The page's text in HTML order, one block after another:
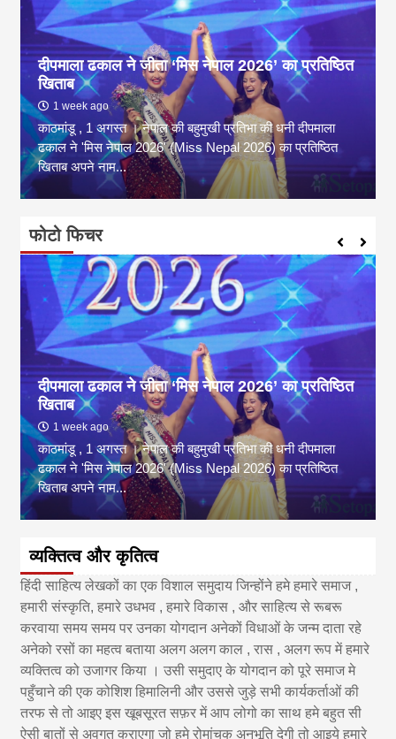
दीपमाला ढकाल ने जीता ‘मिस नेपाल 2026’ का प्रतिष्ठित
खिताब
1 week ago
काठमांडू , 1 अगस्त । नेपाल की बहुमुखी प्रतिभा की धनी दीपमाला
ढकाल ने 'मिस नेपाल 2026' (Miss Nepal 2026) का प्रतिष्ठित
खिताब अपने नाम...
फोटो फिचर
दीपमाला ढकाल ने जीता ‘मिस नेपाल 2026’ का प्रतिष्ठित
खिताब
1 week ago
काठमांडू , 1 अगस्त । नेपाल की बहुमुखी प्रतिभा की धनी दीपमाला
ढकाल ने 'मिस नेपाल 2026' (Miss Nepal 2026) का प्रतिष्ठित
खिताब अपने नाम...
व्यक्तित्व और कृतित्व
हिंदी साहित्य लेखकों का एक विशाल समुदाय जिन्होंने हमे हमारे समाज ,
हमारी संस्कृति, हमारे उधभव , हमारे विकास , और साहित्य से रूबरू
करवाया समय समय पर उनका योगदान अनेकों विधाओं के जन्म दाता रहे
अनेको रसों का महत्व बताया अलग अलग काल , रास , अलग रूप में हमारे
व्यक्तित्व को उजागर किया । उसी समुदाए के योगदान को पूरे समाज मे
पहुँचाने की एक कोशिश हिमालिनी और उससे जुड़े सभी कार्यकर्ताओं की
तरफ से तो आइए इस खूबसूरत सफ़र में आप लोगो का साथ हमे बहुत सी
ऐसी बातों से अवगत कराएगा जो हमे रोमांचक अनुभूति देगी तो आइये हमारे